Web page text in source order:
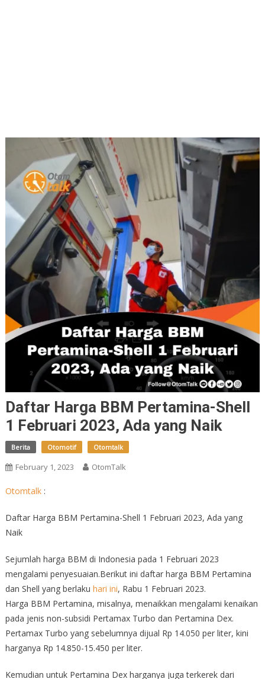
Daftar Harga BBM Pertamina-Shell
1 Februari 2023, Ada yang Naik
Berita Otomotif Otomtalk
February 1, 2023 OtomTalk
Otomtalk:
Daftar Harga BBM Pertamina-Shell 1 Februari 2023, Ada yang
Naik
Sejumlah harga BBM di Indonesia pada 1 Februari 2023
mengalami penyesuaian.Berikut ini daftar harga BBM Pertamina
dan Shell yang berlaku hari ini, Rabu 1 Februari 2023.
Harga BBM Pertamina, misalnya, menaikkan mengalami kenaikan
pada jenis non-subsidi Pertamax Turbo dan Pertamina Dex.
Pertamax Turbo yang sebelumnya dijual Rp 14.050 per liter, kini
harganya Rp 14.850-15.450 per liter.
Kemudian untuk Pertamina Dex harganya juga terkerek dari